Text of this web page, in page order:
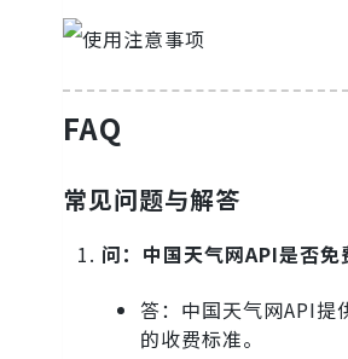
FAQ
常见问题与解答
问：中国天气网API是否免
答：中国天气网API提
的收费标准。